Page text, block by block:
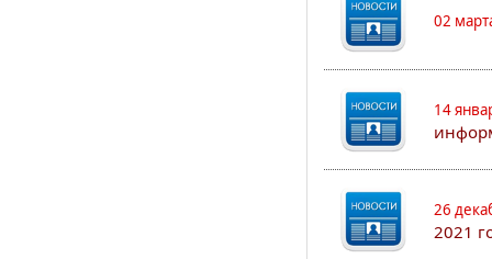
02
14
26
2021